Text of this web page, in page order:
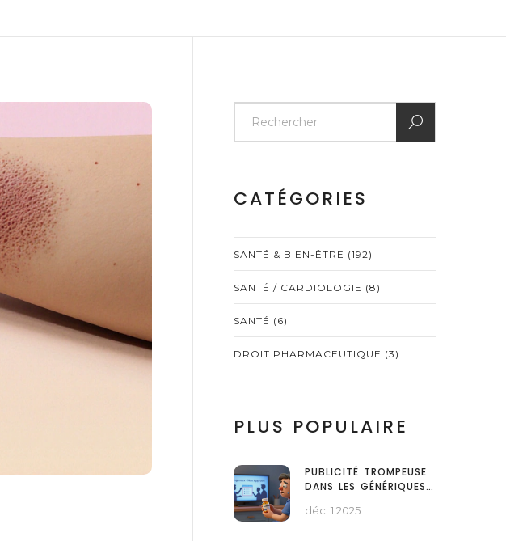
CATÉGORIES
SANTÉ & BIEN-ÊTRE (192)
SANTÉ / CARDIOLOGIE (8)
SANTÉ (6)
DROIT PHARMACEUTIQUE (3)
PLUS POPULAIRE
PUBLICITÉ TROMPEUSE
DANS LES GÉNÉRIQUES :
RÈGLES À RESPECTER
déc. 1 2025